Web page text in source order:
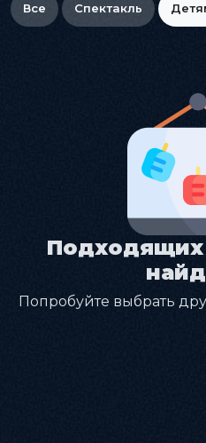
Все Спектакль
Попробуйте выбрать